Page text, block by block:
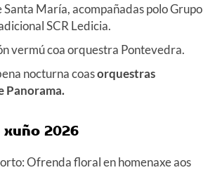
María, acompañadas polo Grupo
SCR Ledicia.
vermú coa orquestra Pontevedra.
nocturna coasorquestras
Panorama.
xuño 2026
Ofrenda floral en homenaxe aos